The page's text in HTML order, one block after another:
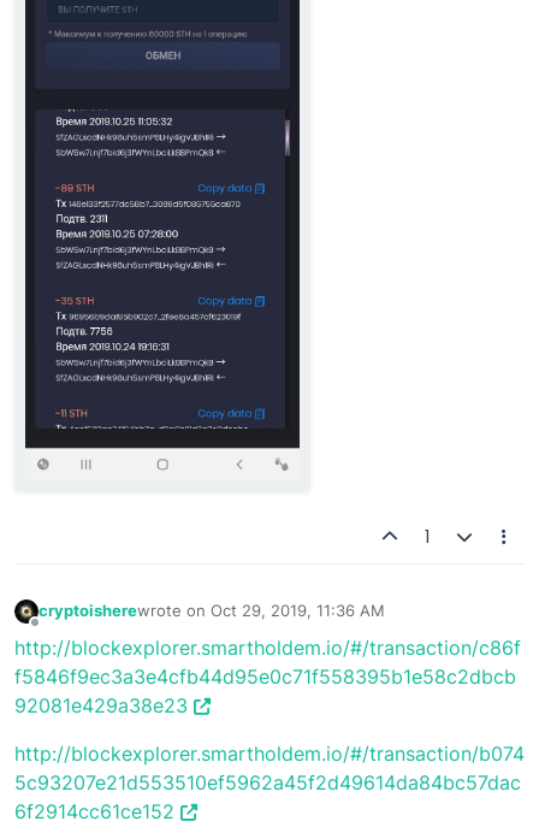
1
cryptoisherewrote on Oct 29, 2019, 11:36 AM
last edited by
http://blockexplorer.smartholdem.io/#/transaction/c86f
f5846f9ec3a3e4cfb44d95e0c71f558395b1e58c2dbcb
92081e429a38e23
http://blockexplorer.smartholdem.io/#/transaction/b074
5c93207e21d553510ef5962a45f2d49614da84bc57dac
6f2914cc61ce152